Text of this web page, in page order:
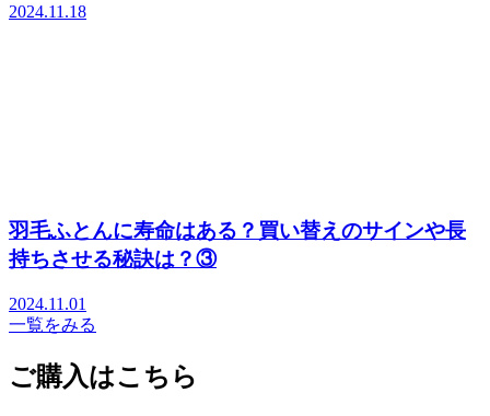
2024.11.18
羽毛ふとんに寿命はある？買い替えのサインや長
持ちさせる秘訣は？③
2024.11.01
一覧をみる
ご購入はこちら